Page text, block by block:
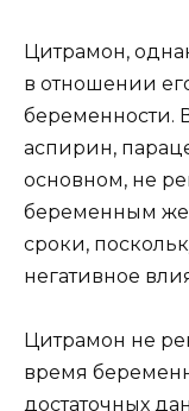
Цитрамон,
в отношении
беременности.
аспирин,
основном, не
беременным
сроки,
негативное
Цитрамон не
время
достаточных